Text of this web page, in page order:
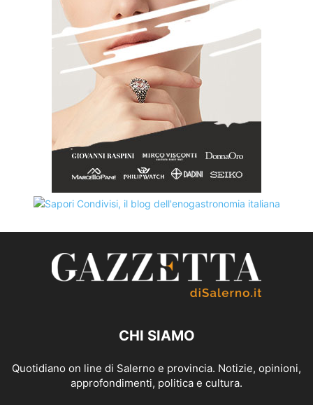
CHI SIAMO
Quotidiano on line di Salerno e provincia. Notizie, opinioni,
approfondimenti, politica e cultura.